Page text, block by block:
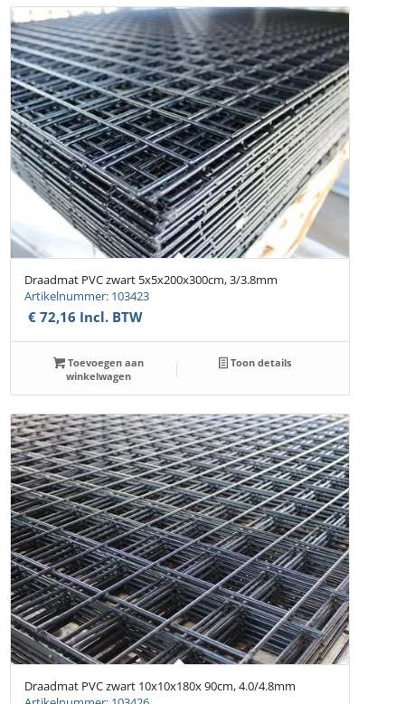
Draadmat PVC zwart 5x5x200x300cm, 3/3.8mm
Artikelnummer: 103423
€ 72,16 Incl. BTW
Toevoegen aan
winkelwagen
Toon details
Draadmat PVC zwart 10x10x180x 90cm, 4.0/4.8mm